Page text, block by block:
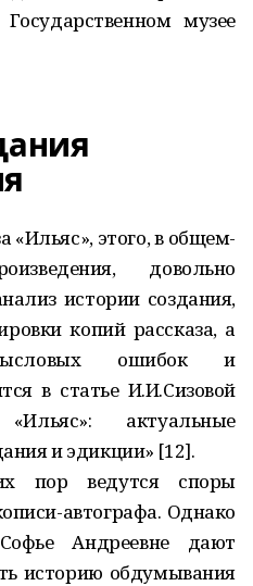
музее
«Иль­яс», этого, в общем-
довольно
истории создания,
копий рассказа, а
ошибок и
в статье И.И.Сизовой
актуальные
и эдикции» [12].
пор ведутся споры
автографа. Однако
Андреевне дают
историю обдумывания